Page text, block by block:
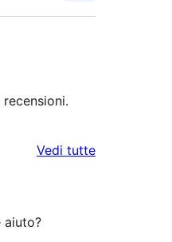
Vedi tuttele
aiuto?